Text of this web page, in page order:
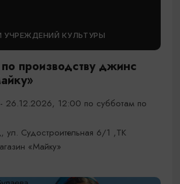
УЧРЕЖДЕНИЙ КУЛЬТУРЫ
производству джинс
26.12.2026, 12:00 по субботам по
ул. Судостроительная 6/1 ,ТК
«Майку»